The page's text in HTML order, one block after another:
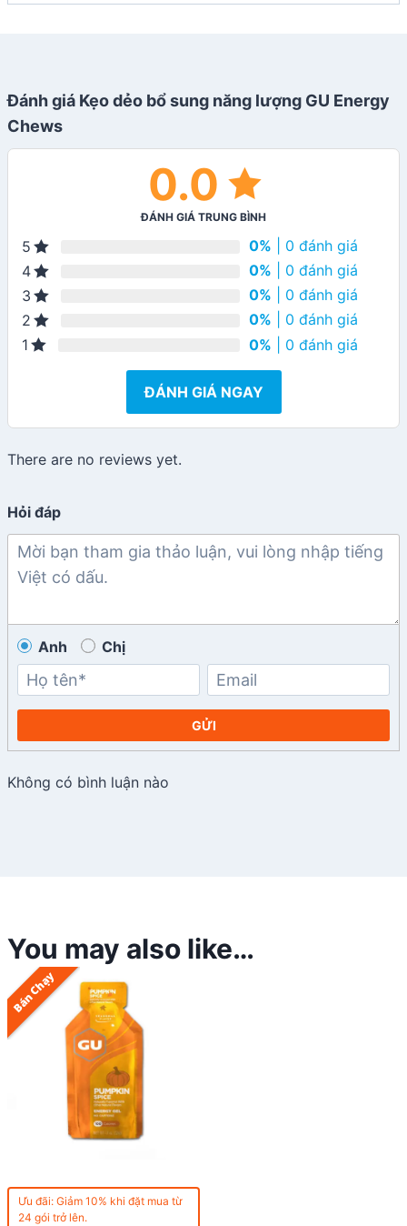
Đánh giá Kẹo dẻo bổ sung năng lượng GU Energy
Chews
0.0
ĐÁNH GIÁ TRUNG BÌNH
5 0% | 0 đánh giá
4
0% | 0 đánh giá
3
0% | 0 đánh giá
2
0% | 0 đánh giá
1
0% | 0 đánh giá
ĐÁNH GIÁ NGAY
There are no reviews yet.
Hỏi đáp
Anh Chị
GỬI
Không có bình luận nào
You may also like…
Bán Chạy
Ưu đãi: Giảm 10% khi đặt mua từ
24 gói trở lên.